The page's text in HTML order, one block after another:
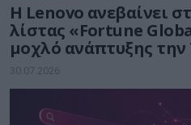
Η Lenovo ανεβαίνει
λίστας «Fortune
μοχλό ανάπτυξης την
Νοημοσύνη
30.07.2026